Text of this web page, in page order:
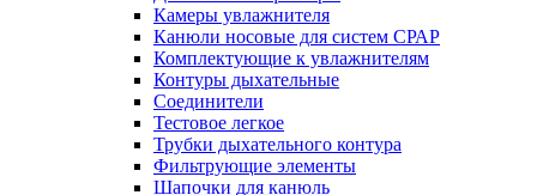
Камеры увлажнителя
Канюли носовые для систем СРАР
Комплектующие к увлажнителям
Контуры дыхательные
Соединители
Тестовое легкое
Трубки дыхательного контура
Фильтрующие элементы
Шапочки для канюль